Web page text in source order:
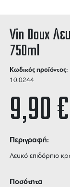
Vin Doux
750ml
Κωδικός προϊόντος:
10.0244
9,90€
Περιγραφή:
Λευκό επιδόρπιο
Ποσότητα